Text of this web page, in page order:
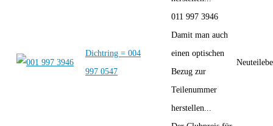
Dichtring = 004
997 0547
011 997 3946
Damit man auch
einen optischen
Bezug zur
Teilenummer
herstellen...